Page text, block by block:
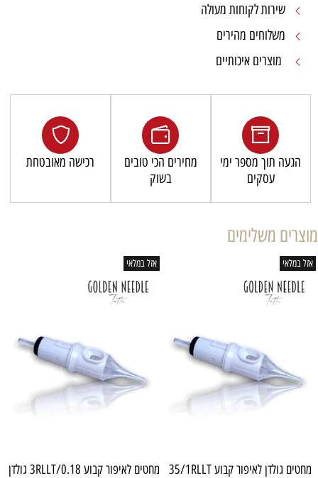
שירות לקוחות מעולה
משלוחים מהירים
מוצרים איכותיים
הגעה תוך מספר ימי
עסקים
מחירים הכי טובים
בשוק
רכישה מאובטחת
מוצרים משלימים
אזל במלאי
מחטים גולדן לאיפור קבוע 35/1RLLT
אזל במלאי
מחטים לאיפור קבוע 3RLLT/0.18 גולדן